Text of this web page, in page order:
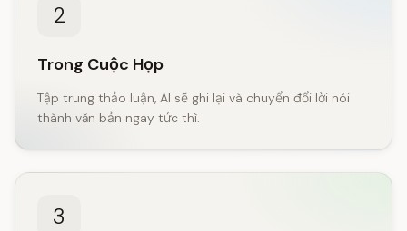
2
Trong Cuộc Họp
Tập trung thảo luận, AI sẽ ghi lại và chuyển đổi lời nói
thành văn bản ngay tức thì.
3